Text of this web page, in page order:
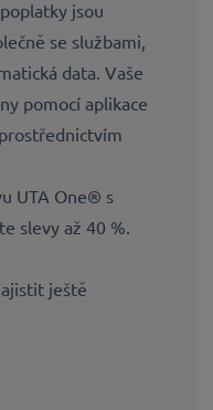
jsou
se službami,
data. Vaše
pomocí aplikace
UTA One® s
slevy až 40 %.
ještě